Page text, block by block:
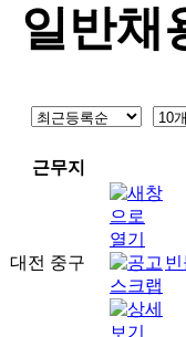
일반채
근무지
대전 중구